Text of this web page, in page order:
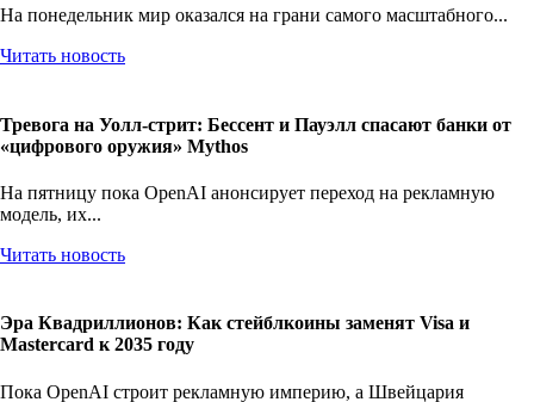
На понедельник мир оказался на грани самого масштабного...
Читать новость
Тревога на Уолл-стрит: Бессент и Пауэлл спасают банки от
«цифрового оружия» Mythos
На пятницу пока OpenAI анонсирует переход на рекламную
модель, их...
Читать новость
Эра Квадриллионов: Как стейблкоины заменят Visa и
Mastercard к 2035 году
Пока OpenAI строит рекламную империю, а Швейцария